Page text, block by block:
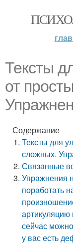
Тексты
от
Содержание
Тексты для
сложных.
Связанные
Упражнения
поработать
сейчас
у вас есть